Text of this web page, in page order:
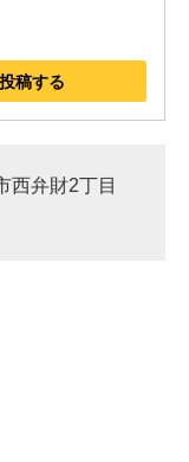
稿する
西弁財2丁目